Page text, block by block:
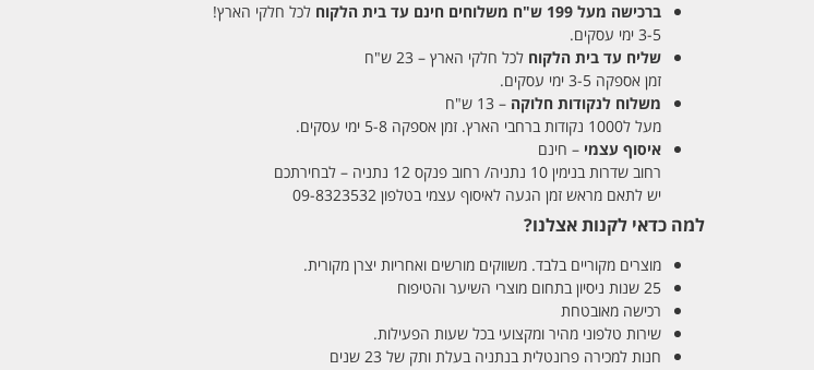
ברכישה מעל 199 ש"ח משלוחים חינם עד בית הלקוח לכל חלקי הארץ!
3-5 ימי עסקים.
שליח עד בית הלקוח לכל חלקי הארץ – 23 ש"ח
זמן אספקה 3-5 ימי עסקים.
משלוח לנקודות חלוקה – 13 ש"ח
מעל ל1000 נקודות ברחבי הארץ. זמן אספקה 5-8 ימי עסקים.
איסוף עצמי – חינם
רחוב שדרות בנימין 10 נתניה/ רחוב פנקס 12 נתניה – לבחירתכם
יש לתאם מראש זמן הגעה לאיסוף עצמי בטלפון 09-8323532
למה כדאי לקנות אצלנו?
מוצרים מקוריים בלבד. משווקים מורשים ואחריות יצרן מקורית.
25 שנות ניסיון בתחום מוצרי השיער והטיפוח
רכישה מאובטחת
שירות טלפוני מהיר ומקצועי בכל שעות הפעילות.
חנות למכירה פרונטלית בנתניה בעלת ותק של 23 שנים